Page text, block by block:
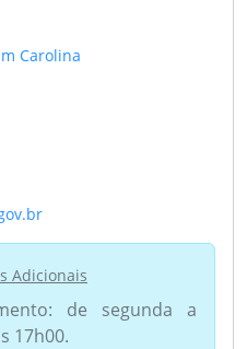
Carolina
Adicionais
de segunda a
17h00.